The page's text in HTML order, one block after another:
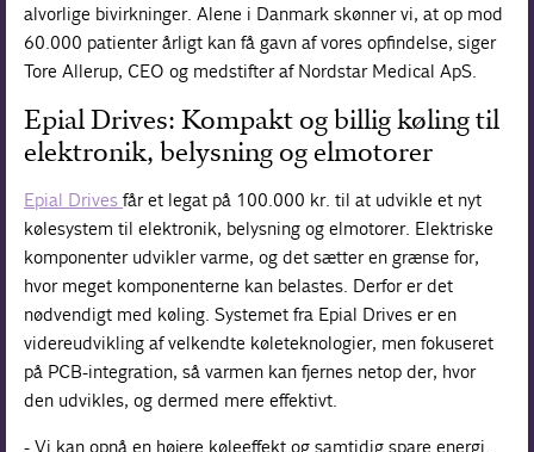
alvorlige bivirkninger. Alene i Danmark skønner vi, at op mod
60.000 patienter årligt kan få gavn af vores opfindelse, siger
Tore Allerup, CEO og medstifter af Nordstar Medical ApS.
Epial Drives: Kompakt og billig køling til
elektronik, belysning og elmotorer
Epial Drivesfår et legat på 100.000 kr. til at udvikle et nyt
kølesystem til elektronik, belysning og elmotorer. Elektriske
komponenter udvikler varme, og det sætter en grænse for,
hvor meget komponenterne kan belastes. Derfor er det
nødvendigt med køling. Systemet fra Epial Drives er en
videreudvikling af velkendte køleteknologier, men fokuseret
på PCB-integration, så varmen kan fjernes netop der, hvor
den udvikles, og dermed mere effektivt.
- Vi kan opnå en højere køleeffekt og samtidig spare energi.